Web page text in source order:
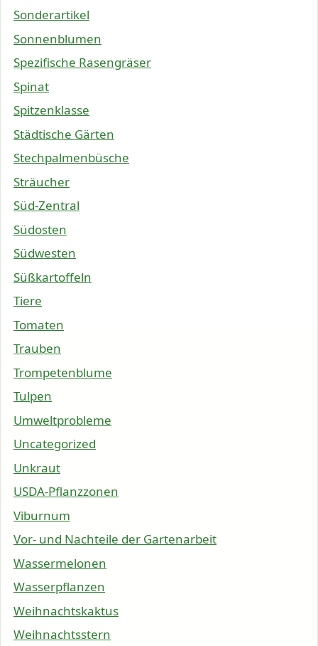
Sonderartikel
Sonnenblumen
Spezifische Rasengräser
Spinat
Spitzenklasse
Städtische Gärten
Stechpalmenbüsche
Sträucher
Süd-Zentral
Südosten
Südwesten
Süßkartoffeln
Tiere
Tomaten
Trauben
Trompetenblume
Tulpen
Umweltprobleme
Uncategorized
Unkraut
USDA-Pflanzzonen
Viburnum
Vor- und Nachteile der Gartenarbeit
Wassermelonen
Wasserpflanzen
Weihnachtskaktus
Weihnachtsstern